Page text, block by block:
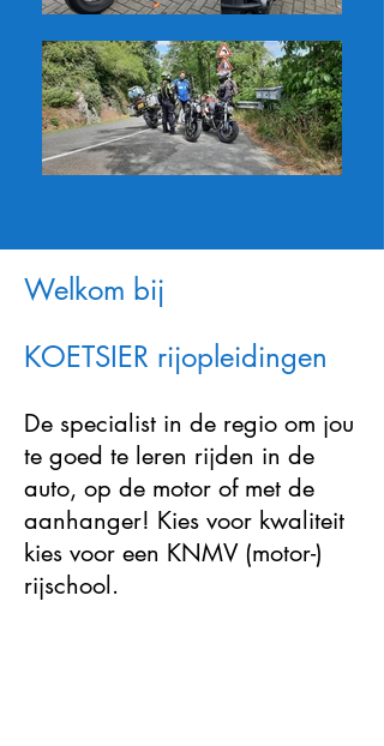
Welkom bij
KOETSIER rijopleidingen
De specialist in de regio om jou
te goed te leren rijden in de
auto, op de motor of met de
aanhanger! Kies voor kwaliteit
kies voor een KNMV (motor-)
rijschool.